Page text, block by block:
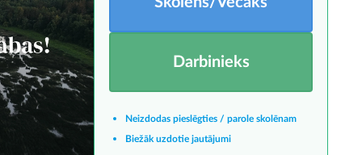
Darbinieks
Neizdodas pieslēgties / parole skolēnam
Biežāk uzdotie jautājumi